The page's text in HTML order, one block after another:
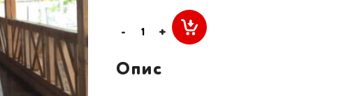
- +
Опис